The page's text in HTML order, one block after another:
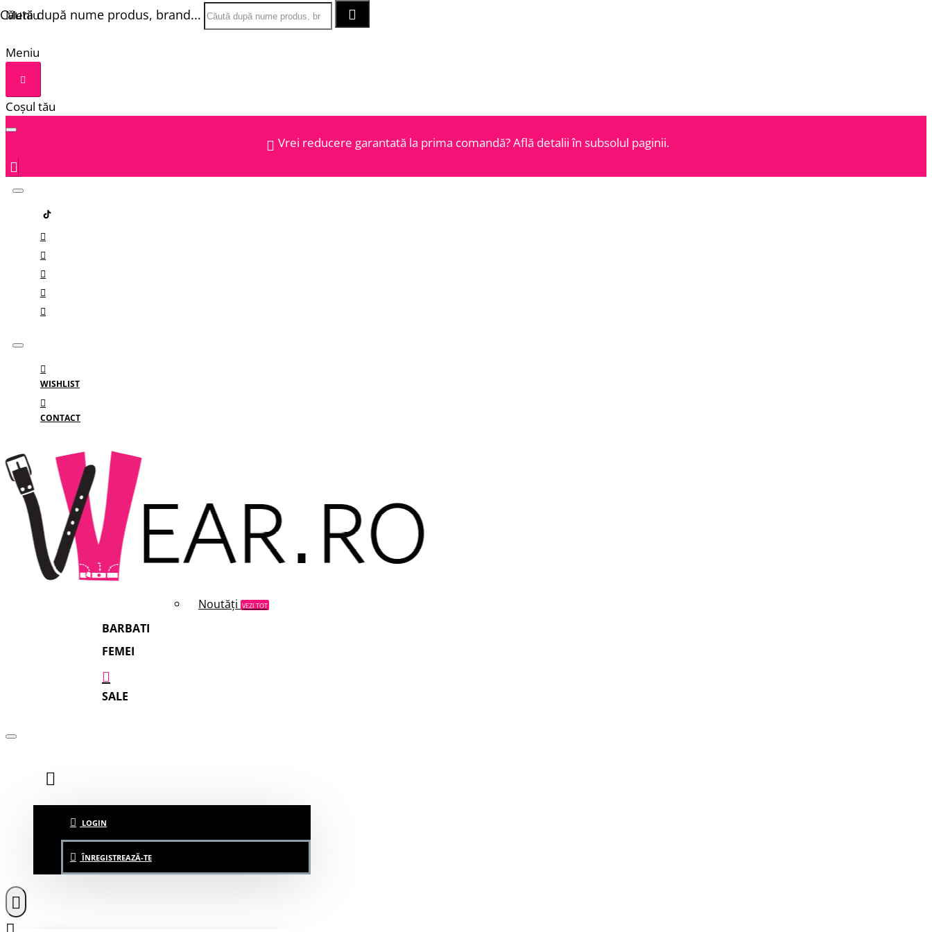
Meniu
Meniu
Coșul tău
Vrei reducere garantată la prima comandă? Află detalii în subsolul paginii.
WISHLIST
CONTACT
Meniu
MENIU
Categorii
Branduri
Noutăți VEZI TOT
BARBATI
FEMEI
SALE
LOGIN
ÎNREGISTREAZĂ-TE
Căută după nume produs, brand...